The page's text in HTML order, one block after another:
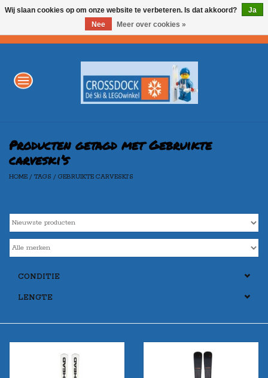
WINTERSPORT
LEGO
AKTIE
Merken
Producten getagd met Gebruikte
carveski’s
HOME / TAGS / GEBRUIKTE CARVESKI’S
CONDITIE
LENGTE
Wij slaan cookies op om onze website te verbeteren. Is dat akkoord?
Ja
Nee
Meer over cookies »